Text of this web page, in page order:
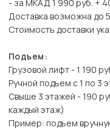
- за МКАД 1 990 руб. +
Доставка возможна до
Стоимость доставки
Подъем:
Грузовой лифт - 1 190
Ручной подъем с 1 по 3
Свыше 3 этажей - 190
каждый этаж)
Пример: подъем